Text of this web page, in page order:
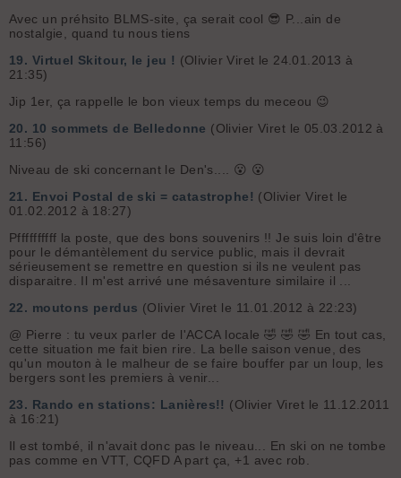
Avec un préhsito BLMS-site, ça serait cool 😎 P...ain de
nostalgie, quand tu nous tiens
19. Virtuel Skitour, le jeu ! (Olivier Viret le 24.01.2013 à
21:35)
Jip 1er, ça rappelle le bon vieux temps du meceou 😉
20. 10 sommets de Belledonne (Olivier Viret le 05.03.2012 à
11:56)
Niveau de ski concernant le Den's.... 😮 😮
21. Envoi Postal de ski = catastrophe! (Olivier Viret le
01.02.2012 à 18:27)
Pffffffffff la poste, que des bons souvenirs !! Je suis loin d'être
pour le démantèlement du service public, mais il devrait
sérieusement se remettre en question si ils ne veulent pas
disparaitre. Il m'est arrivé une mésaventure similaire il ...
22. moutons perdus (Olivier Viret le 11.01.2012 à 22:23)
@ Pierre : tu veux parler de l'ACCA locale 🤣 🤣 🤣 En tout cas,
cette situation me fait bien rire. La belle saison venue, des
qu'un mouton à le malheur de se faire bouffer par un loup, les
bergers sont les premiers à venir...
23. Rando en stations: Lanières!! (Olivier Viret le 11.12.2011
à 16:21)
Il est tombé, il n'avait donc pas le niveau... En ski on ne tombe
pas comme en VTT, CQFD A part ça, +1 avec rob.